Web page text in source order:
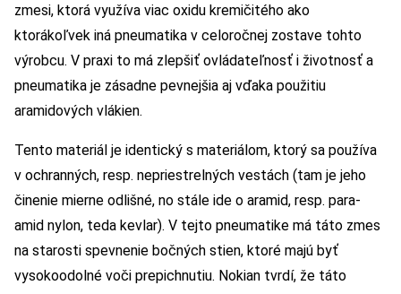
zmesi, ktorá využíva viac oxidu kremičitého ako
ktorákoľvek iná pneumatika v celoročnej zostave tohto
výrobcu. V praxi to má zlepšiť ovládateľnosť i životnosť a
pneumatika je zásadne pevnejšia aj vďaka použitiu
aramidových vlákien.
Tento materiál je identický s materiálom, ktorý sa používa
v ochranných, resp. nepriestrelných vestách (tam je jeho
činenie mierne odlišné, no stále ide o aramid, resp. para-
amid nylon, teda kevlar). V tejto pneumatike má táto zmes
na starosti spevnenie bočných stien, ktoré majú byť
vysokoodolné voči prepichnutiu. Nokian tvrdí, že táto